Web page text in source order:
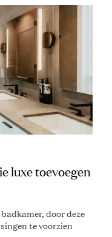
luxe toevoegen
door deze
te voorzien